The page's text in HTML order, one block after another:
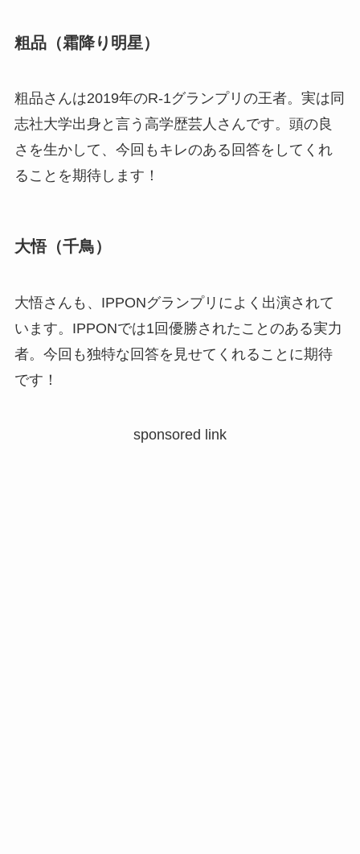
粗品（霜降り明星）
粗品さんは2019年のR-1グランプリの王者。実は同
志社大学出身と言う高学歴芸人さんです。頭の良
さを生かして、今回もキレのある回答をしてくれ
ることを期待します！
大悟（千鳥）
大悟さんも、IPPONグランプリによく出演されて
います。IPPONでは1回優勝されたことのある実力
者。今回も独特な回答を見せてくれることに期待
です！
sponsored link